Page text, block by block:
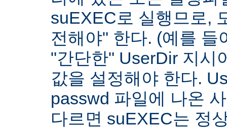
suEXEC로 실행므로,
전해야" 한다. (예를 들
"간단한" UserDir 지시
값을 설정해야 한다.
passwd 파일에 나온
다르면 suEXEC는 정